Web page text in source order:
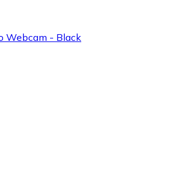
Webcam - Black